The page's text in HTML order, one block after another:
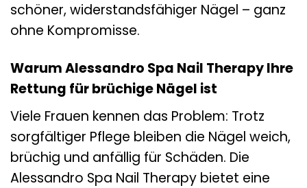
schöner, widerstandsfähiger Nägel – ganz
ohne Kompromisse.
Warum Alessandro Spa Nail Therapy Ihre
Rettung für brüchige Nägel ist
Viele Frauen kennen das Problem: Trotz
sorgfältiger Pflege bleiben die Nägel weich,
brüchig und anfällig für Schäden. Die
Alessandro Spa Nail Therapy bietet eine